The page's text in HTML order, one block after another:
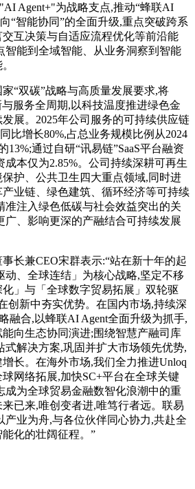
Agent+"为战略支点,推动“蜂联AI
“智能协同”的全面升级,重点突破跨系
互决策与自适应流程优化等前沿能
智能到全域智能、从业务洞察到智能
“双碳”战略与高质量发展要求,将
服务全周期,以科技温度推进绿色金
展。2025年公司服务的可持续供应链
比增长80%,占总业务规模比例从2024
13%;通过自研“讯易链”SaaS平台融资
成本仅为2.85%。公司持续深耕可再生
护、公共卫生四大重点领域,同时进
业链、绿色建筑、循环经济等可持续
准注入绿色低碳与社会效益突出的关
广、影响更深的产融结合可持续发展
长兼CEO宋群表示:“站在新十年的起
动、全球连结」为核心战略,坚定不移
」与「全球数字贸易拓展」双轮驱
创新中夯实优势。在国内市场,持续深
融合,以蜂联AI Agent全面升级为抓手,
向生态协同演进;围绕智慧产融司库
式解决方案,巩固并扩大市场领先优势,
长。在海外市场,我们全力推进Unloq
网络拓展,加快SC+平台在全球关键
成为全球贸易金融数智化浪潮中的重
已来,唯创变者进,唯笃行者远。联易
产业为舟,与各位伙伴同心协力,共赴全
化的壮阔征程。”